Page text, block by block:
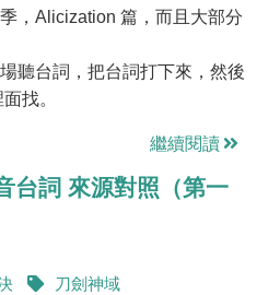
，Alicization 篇，而且大部分
聽台詞，把台詞打下來，然後
找。
繼續閱讀
台詞 來源對照（第一
刀劍神域